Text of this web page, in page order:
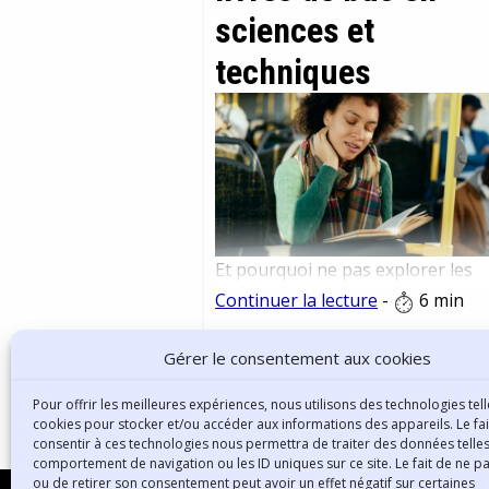
Gérer le consentement aux cookies
Pour offrir les meilleures expériences, nous utilisons des technologies
cookies pour stocker et/ou accéder aux informations des appareils. Le
consentir à ces technologies nous permettra de traiter des données
comportement de navigation ou les ID uniques sur ce site. Le fait de ne
ou de retirer son consentement peut avoir un effet négatif sur certaines
sciences et
techniques
Et pourquoi ne pas explorer les
sciences et techniques à travers de
petits ouvrages simples, aux
chapitres courts, très
d’humour ? Des livres que l’on
prendre dans le bus ou le train
l’on peut remettre dans son sac à
Continuer la lecture - 6 min